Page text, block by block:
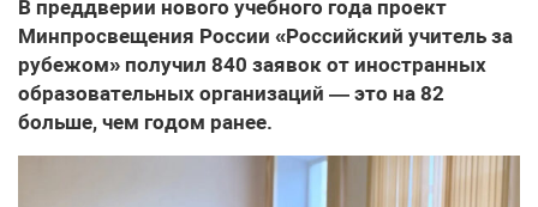
В преддверии нового учебного года проект
Минпросвещения России «Российский учитель за
рубежом» получил 840 заявок от иностранных
образовательных организаций — это на 82
больше, чем годом ранее.